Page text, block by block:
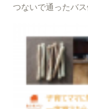
つないで通ったバ